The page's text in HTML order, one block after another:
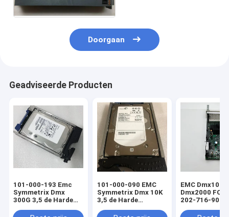
Doorgaan
Geadviseerde Producten
101-000-193 Emc
Symmetrix Dmx
300G 3,5 de Harde
15k
101-000-090 EMC
Symmetrix Dmx 10K
3,5 de Harde
HDD
EMC Dmx1000
Dmx2000 FC
202-716-900C